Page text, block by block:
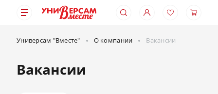
Универсам "Вместе" О компании Вакансии
Вакансии